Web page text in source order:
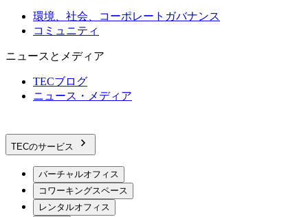
環境、社会、コーポレートガバナンス
コミュニティ
ニュースとメディア
TECブログ
ニュース・メディア
TECのサービス
バーチャルオフィス
コワーキングスペース
レンタルオフィス